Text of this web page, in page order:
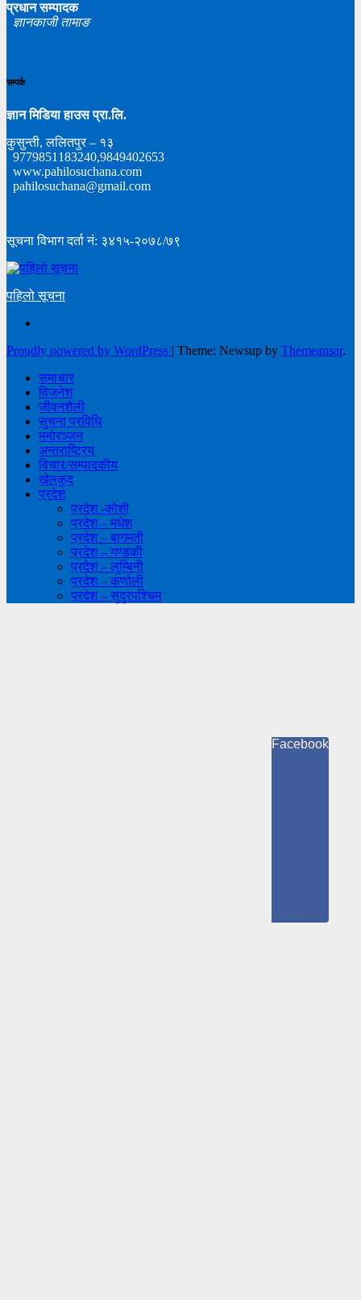
प्रधान सम्पादक
ज्ञानकाजी तामाङ
सम्पर्क
ज्ञान मिडिया हाउस प्रा.लि.
कुसुन्ती, ललितपुर – १३
9779851183240,9849402653
www.pahilosuchana.com
pahilosuchana@gmail.com
सूचना विभाग दर्ता नं: ३४१५-२०७८/७९
पहिलो सूचना
Proudly powered by WordPress | Theme: Newsup by Themeansar.
समाचार
विजनेश
जीवनशैली
सुचना प्रविधि
मनोरञ्जन
अन्तराष्ट्रिय
विचार/सम्पादकीय
खेलकुद
प्रदेश
प्रदेश -कोशी
प्रदेश – मधेश
प्रदेश – बागमती
प्रदेश – गण्डकी
प्रदेश – लुम्बिनी
प्रदेश – कर्णाली
प्रदेश – सुदुरपश्चिम
Facebook